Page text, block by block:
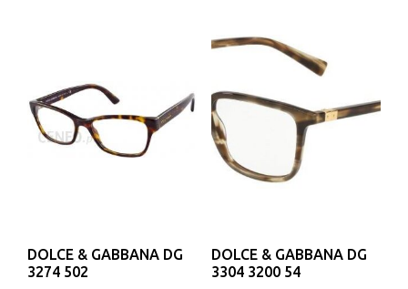
DOLCE & GABBANA DG
3274 502
DOLCE & GABBANA DG
3304 3200 54